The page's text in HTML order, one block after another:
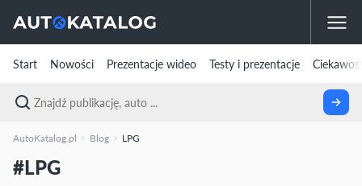
Start Nowości Prezentacje wideo Testy i prezentacje
AutoKatalog.pl Blog LPG
#LPG